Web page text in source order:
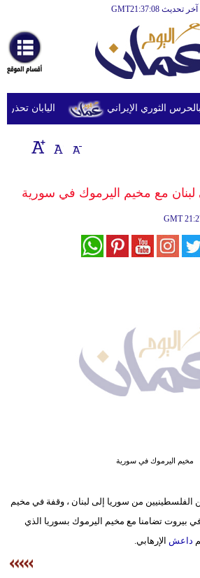
آخر تحديث GMT21:37:08
أخبارعاجلة
رياضة
ثقافة
إقتصاد
وموسيقى
علوم
وتكنولوجيا
اليابان تحذر من الإيراني
لبنان مع مخيم اليرموك في سورية
GMT
مخيم اليرموك في سورية
الفلسطينيين من سوريا إلى لبنان ، وقفة في مخيم
في بيروت تضامنا مع مخيم اليرموك بسوريا الذي
داعش الإرهابي.